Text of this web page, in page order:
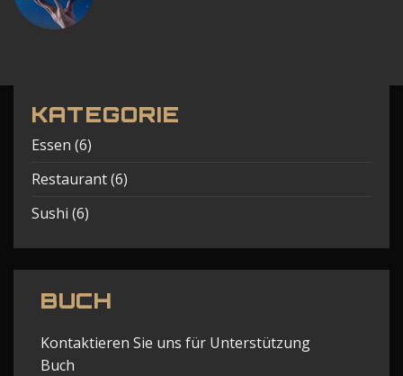
KATEGORIE
Essen (6)
Restaurant(6)
Sushi (6)
BUCH
Kontaktieren Sie uns für Unterstützung
Buch